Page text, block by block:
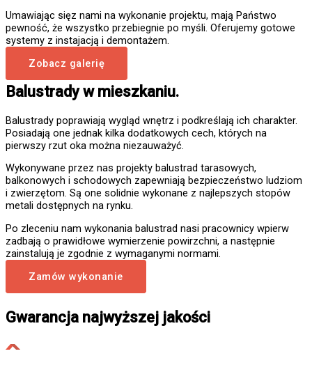
Umawiając sięz nami na wykonanie projektu, mają Państwo
pewność, że wszystko przebiegnie po myśli. Oferujemy gotowe
systemy z instajacją i demontażem.
Zobacz galerię
Balustrady w mieszkaniu.
Balustrady poprawiają wygląd wnętrz i podkreślają ich charakter.
Posiadają one jednak kilka dodatkowych cech, których na
pierwszy rzut oka można niezauważyć.
Wykonywane przez nas projekty balustrad tarasowych,
balkonowych i schodowych zapewniają bezpieczeństwo ludziom
i zwierzętom. Są one solidnie wykonane z najlepszych stopów
metali dostępnych na rynku.
Po zleceniu nam wykonania balustrad nasi pracownicy wpierw
zadbają o prawidłowe wymierzenie powirzchni, a następnie
zainstalują je zgodnie z wymaganymi normami.
Zamów wykonanie
Gwarancja najwyższej jakości